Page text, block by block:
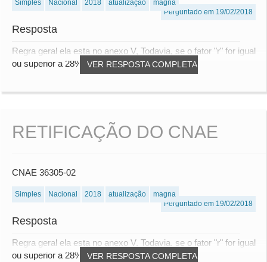
Simples Nacional 2018 atualização
magna
Perguntado em 19/02/2018
Resposta
VER RESPOSTA COMPLETA
Regra geral ela esta no anexo V, Todavia, se o fator "r" for igual
ou superior a 28% será tributada...
RETIFICAÇÃO DO CNAE
CNAE 36305-02
Simples Nacional 2018 atualização
magna
Perguntado em 19/02/2018
Resposta
VER RESPOSTA COMPLETA
Regra geral ela esta no anexo V, Todavia, se o fator "r" for igual
ou superior a 28% será tributada...